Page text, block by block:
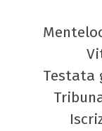
Testata